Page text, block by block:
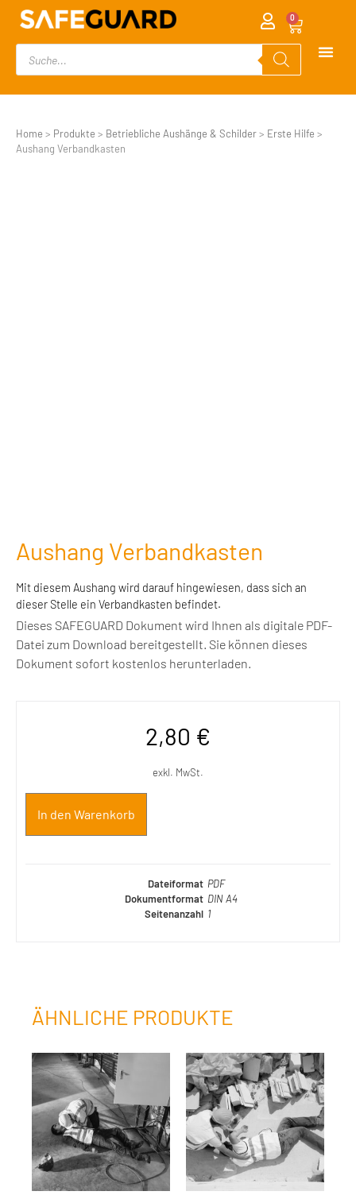
0
Home > Produkte > Betriebliche Aushänge & Schilder> Erste Hilfe >
Aushang Verbandkasten
Aushang Verbandkasten
Mit diesem Aushang wird darauf hingewiesen, dass sich an
dieser Stelle ein Verbandkasten befindet.
Dieses SAFEGUARD Dokument wird Ihnen als digitale PDF-
Datei zum Download bereitgestellt. Sie können dieses
Dokument sofort kostenlos herunterladen.
2,80 €
exkl. MwSt.
In den Warenkorb
Dateiformat PDF
Dokumentformat DIN A4
Seitenanzahl 1
ÄHNLICHE PRODUKTE